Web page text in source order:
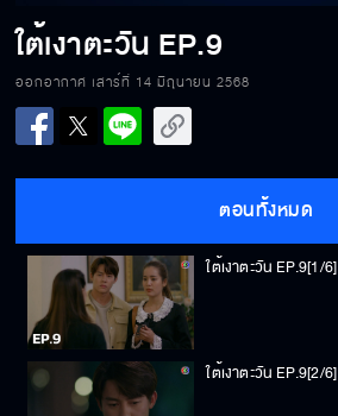
ใต้เงาตะวัน EP.9
ออกอากาศ เสาร์ที่ 14 มิถุนายน 2568
ตอนทั้งหมด
ใต้เงาตะวัน EP.9[1/6]
ใต้เงาตะวัน EP.9[2/6]